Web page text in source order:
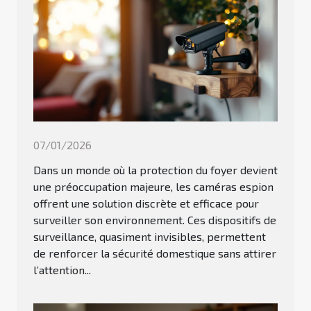
07/01/2026
Dans un monde où la protection du foyer devient
une préoccupation majeure, les caméras espion
offrent une solution discrète et efficace pour
surveiller son environnement. Ces dispositifs de
surveillance, quasiment invisibles, permettent
de renforcer la sécurité domestique sans attirer
l’attention...